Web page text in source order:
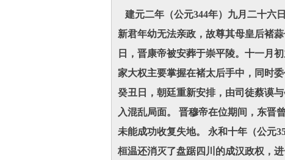
建元二年（公元344年）九月二十六
新君年幼无法亲政，故尊其母皇后褚
日，晋康帝被安葬于崇平陵。十一月
家大权主要掌握在褚太后手中，同时
癸丑日，朝廷重新安排，由司徒蔡谟
入混乱局面。 晋穆帝在位期间，东晋
未能成功收复失地。 永和十年（公元
桓温还消灭了盘踞四川的成汉政权，